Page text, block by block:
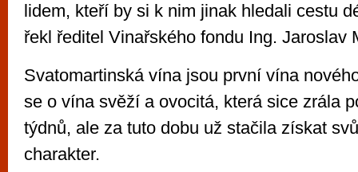
lidem, kteří by si k nim jinak hledali cestu
řekl ředitel Vinařského fondu Ing. Jaroslav
Svatomartinská vína jsou první vína
se o vína svěží a ovocitá, která sice zrála
týdnů, ale za tuto dobu už stačila získat
charakter.